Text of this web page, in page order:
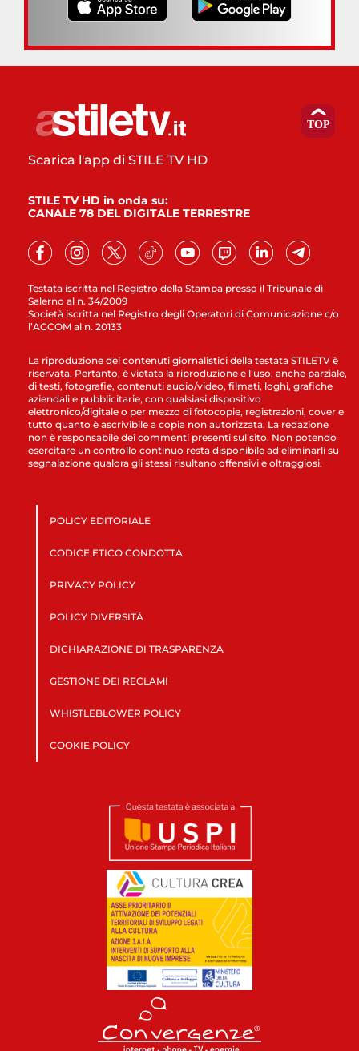
Testata iscritta nel Registro della Stampa presso il Tribunale di
Salerno al n. 34/2009
Società iscritta nel Registro degli Operatori di Comunicazione c/o
l’AGCOM al n. 20133
Scarica l'app di STILE TV HD
STILE TV HD in onda su:
CANALE 78 DEL DIGITALE TERRESTRE
La riproduzione dei contenuti giornalistici della testata STILETV è
riservata. Pertanto, è vietata la riproduzione e l’uso, anche parziale,
di testi, fotografie, contenuti audio/video, filmati, loghi, grafiche
aziendali e pubblicitarie, con qualsiasi dispositivo
elettronico/digitale o per mezzo di fotocopie, registrazioni, cover e
tutto quanto è ascrivibile a copia non autorizzata. La redazione
non è responsabile dei commenti presenti sul sito. Non potendo
esercitare un controllo continuo resta disponibile ad eliminarli su
segnalazione qualora gli stessi risultano offensivi e oltraggiosi.
POLICY EDITORIALE
CODICE ETICO CONDOTTA
PRIVACY POLICY
POLICY DIVERSITÀ
DICHIARAZIONE DI TRASPARENZA
GESTIONE DEI RECLAMI
WHISTLEBLOWER POLICY
COOKIE POLICY